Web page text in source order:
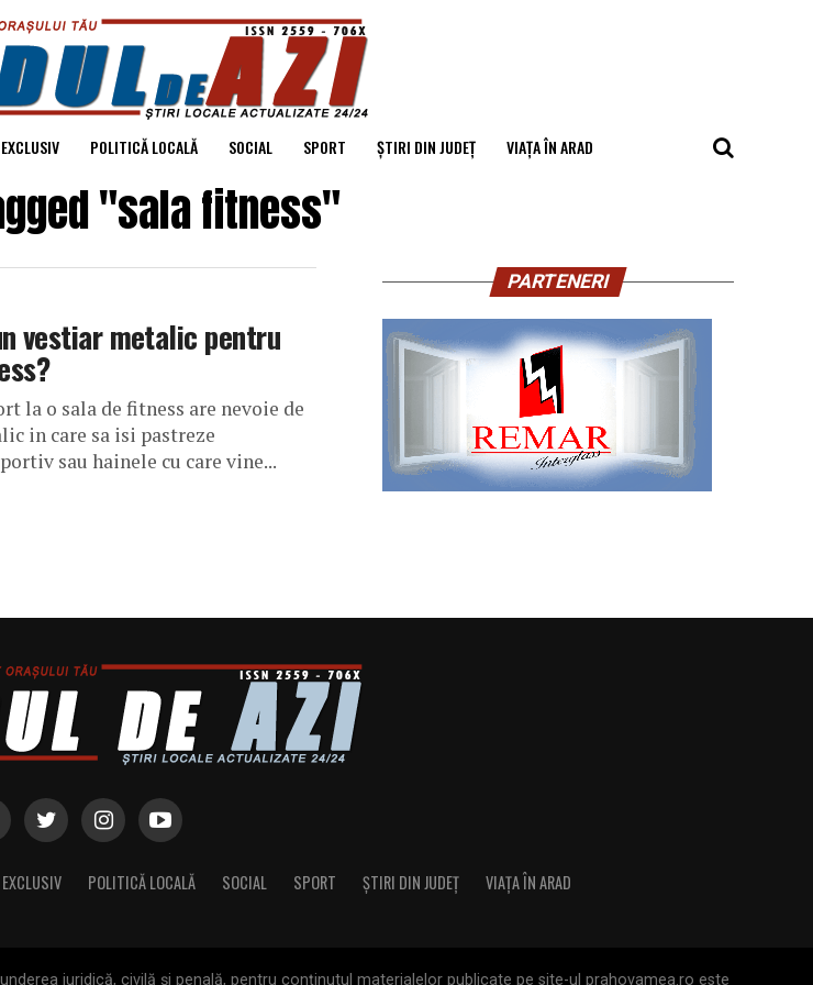
EXCLUSIV POLITICĂ LOCALĂ SOCIAL SPORT ȘTIRI DIN JUDEȚ VIAȚA ÎN ARAD
"sala fitness"
vestiar metalic pentru
la o sala de fitness are nevoie de
in care sa isi pastreze
sau hainele cu care vine...
PARTENERI
EXCLUSIV POLITICĂ LOCALĂ SOCIAL SPORT ȘTIRI DIN JUDEȚ VIAȚA ÎN ARAD
juridică, civilă și penală, pentru conținutul materialelor publicate pe site-ul prahovamea.ro este